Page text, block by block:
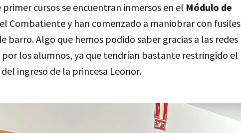
cursos se encuentran inmersos en el Módulo de
Combatiente y han comenzado a maniobrar con fusiles
barro. Algo que hemos podido saber gracias a las redes
por los alumnos, ya que tendrían bastante restringido el
ingreso de la princesa Leonor.